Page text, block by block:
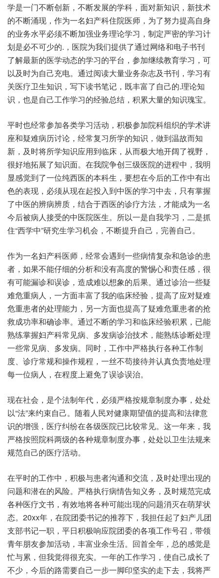
学是一门不断创新，不断发展的学科，面对新知识，新技术
的不断涌现，作为一名妇产科住院医师，为了努力提高自身
的业务水平必须不断加强业务理论学习，制定严密的学习计
划是必不可少的.，医院为我们提供了通过网络和电子书刊
了解最新的医学动态的学习的平台，参加继续教育学习，可
以及时为自己充电。通过阅读大量业务杂志及书刊，学习有
关医疗卫生知识，写下读书笔记，既丰富了自己的.理论知
识，也是自己工作学习的经验总结，积累大量的知识瑰宝。
平时也经常参加各类学习活动，积极参加院科组织的学术讲
座和疑难病历讨论，经常复习所学的知识，做到温故而知
新，及时将所学知识应用到临床，从而极大地开阔了视野，
很好地拓展了知识面。在我院争创三级医院的进程中，我明
显感觉到了一位纯西医的本科生，要想在今后的工作中有出
色的表现，必须从现在起投入到中医的学习中去，只有掌握
了中医的辨病辨质，结合于西医的诊疗方法，才能成为一名
今后被病人接受的中医院医生。所以一是自我学习，二是抓
住“西学中”研究生学习机会，不断提升自己，完善自己。
作为一名妇产科医师，经常会遇到一些病情复杂和急诊的患
者，如果不能仔细的分析和没有高度的警惕心和责任感，很
有可能漏诊和误诊，造成难以想象的后果。通过诊治一些疑
难危重病人，一方面丰富了我的临床经验，提高了应对疑难
危重患者的处理能力，另一方面也提高了疑难危重患者的抢
救成功率和确诊率。通过不断的学习和临床经验积累，已能
熟练掌握妇产科常见病、多发病诊治技术，能熟练诊断处理
一些常见病、多发病。同时，工作中严格执行各种工作制
度、诊疗常规和操作规程，一丝不苟接待并认真负责地处理
每一位病人，在程度上避免了误诊误治。
现在社会，是个法制年代，必须严格按规章制度办事，处处
以“法”来约束自己。随着人民对健康期望值的提高和法律意
识的增强，医疗纠纷在各级医院已比较常见。这一年来，我
严格按照院科两级的各种规章制度办事，处处以卫生法规来
规范自己的医疗活动。
在平时的工作中，积极与患者沟通和交流，及时处理出现的
问题和潜在的风险。严格执行病情告知义务，及时规范完成
各种医疗文书，有效地将各种可能出现的问题消灭在萌芽状
态。20xx年，在院团委书记的推荐下，我担任起了妇产儿团
支部书记一职，平日积极响应院团委的各项工作号召，带领
青年朋友参加活动，丰富业余生活。回首全年，总的感觉是
忙与累，但我觉得很充实。一年的工作学习，使自己成长了
不少，今后的路需要自己一步一脚印坚实的走下去，我将严